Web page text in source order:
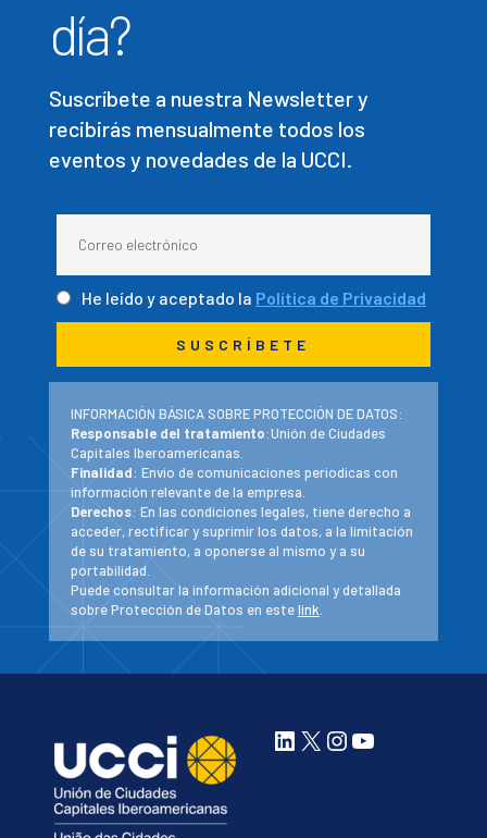
día?
Suscríbete a nuestra Newsletter y
recibirás mensualmente todos los
eventos y novedades de la UCCI.
He leído y aceptado la Política de Privacidad
INFORMACIÓN BÁSICA SOBRE PROTECCIÓN DE DATOS:
Responsable del tratamiento:Unión de Ciudades
Capitales Iberoamericanas.
Finalidad: Envío de comunicaciones periodicas con
información relevante de la empresa.
Derechos: En las condiciones legales, tiene derecho a
acceder, rectificar y suprimir los datos, a la limitación
de su tratamiento, a oponerse al mismo y a su
portabilidad.
Puede consultar la información adicional y detallada
sobre Protección de Datos en estelink
LinkedIn
X Instagram
YouTube